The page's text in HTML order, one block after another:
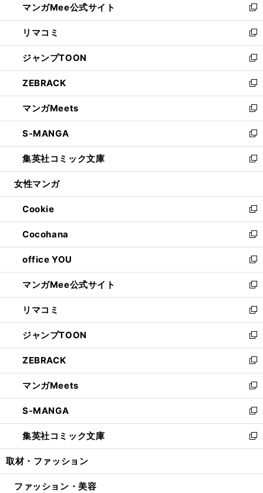
く
ド
ウ
で
開
く
ィ
ン
ド
ウ
で
開
く
い
ウ
ィ
ン
ド
ウ
で
開
く
マンガMee公式サイト
新
し
い
ウ
ィ
ン
ド
ウ
で
開
く
リマコミ
新
し
い
ウ
ィ
ン
ド
ウ
で
開
く
ジャンプTOON
新
し
い
ウ
ィ
ン
ド
ウ
で
開
ZEBRACK
新
し
い
ウ
ィ
ン
ド
ウ
開
く
マンガMeets
新
し
い
ウ
ィ
ン
ウ
で
開
く
S-MANGA
新
し
い
ウ
ン
ド
ウ
で
開
く
集英社コミック文庫
新
し
ウ
ィ
ン
ド
ウ
で
開
く
女性マンガ
Cookie
新
し
い
ウ
ィ
ン
ド
ウ
で
開
く
Cocohana
新
し
い
ウ
ィ
ン
ド
ウ
で
開
く
office YOU
新
し
い
ウ
ィ
ン
ド
ウ
で
開
く
マンガMee公式サイト
新
し
い
ウ
ィ
ン
ド
ウ
で
開
く
リマコミ
新
し
い
ウ
ィ
ン
ド
ウ
で
開
く
ジャンプTOON
新
し
い
ウ
ィ
ン
ド
ウ
で
開
ZEBRACK
新
し
い
ウ
ィ
ン
ド
ウ
開
マンガMeets
新
し
い
ウ
ィ
ン
ウ
S-MANGA
新
し
い
ウ
ン
集英社コミック文庫
新
し
ウ
取材・ファッション
ファッション・美容